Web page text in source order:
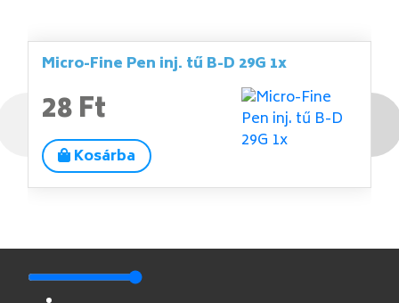
Micro-Fine Pen inj. tű B-D 29G 1x
28 Ft
Kosárba